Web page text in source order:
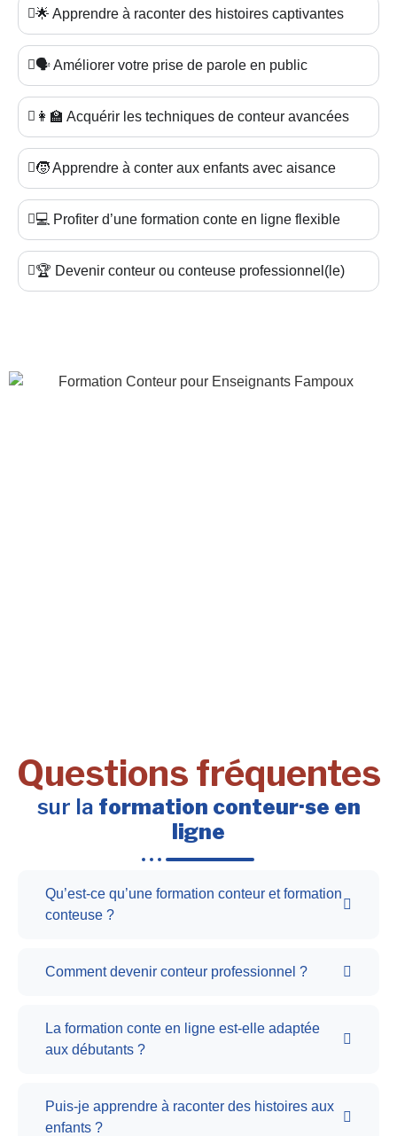
🌟 Apprendre à raconter des histoires captivantes
🗣️ Améliorer votre prise de parole en public
👩‍🏫 Acquérir les techniques de conteur avancées
🧒 Apprendre à conter aux enfants avec aisance
💻 Profiter d’une formation conte en ligne flexible
🏆 Devenir conteur ou conteuse professionnel(le)
Questions fréquentes
sur la formation conteur·se en
ligne
Qu’est-ce qu’une formation conteur et formation
conteuse ?
Comment devenir conteur professionnel ?
La formation conte en ligne est-elle adaptée
aux débutants ?
Puis-je apprendre à raconter des histoires aux
enfants ?